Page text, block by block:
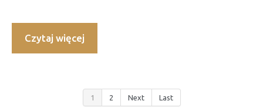
Czytaj więcej
1 2 Next Last